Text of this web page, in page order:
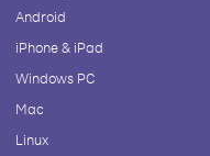
Android
iPhone & iPad
Windows PC
Mac
Linux